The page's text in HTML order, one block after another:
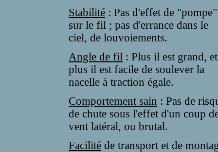
Stabilité : Pas d'effet de "pompe"
sur le fil ; pas d'errance dans le
ciel, de louvoiements.
Angle de fil : Plus il est grand, et
plus il est facile de soulever la
nacelle à traction égale.
Comportement sain : Pas de
de chute sous l'effet d'un coup
vent latéral, ou brutal.
Facilité de transport et de